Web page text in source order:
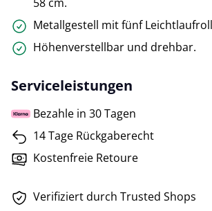
Metallgestell mit fünf
Höhenverstellbar und drehbar.
Serviceleistungen
Bezahle in 30 Tagen
14 Tage Rückgaberecht
Kostenfreie Retoure
Verifiziert durch Trusted Shops